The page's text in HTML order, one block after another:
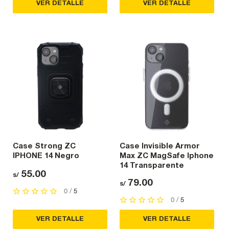
VER DETALLE VER DETALLE
Case Strong ZC
IPHONE 14 Negro
s/ 55.00
0 / 5
VER DETALLE
Case Invisible Armor
Max ZC MagSafe Iphone
14 Transparente
s/ 79.00
0 / 5
VER DETALLE